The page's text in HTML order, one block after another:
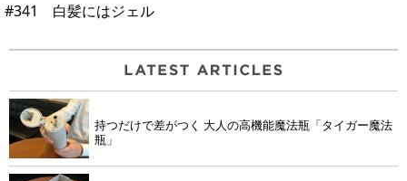
#341 白髪にはジェル
持つだけで差がつく 大人の高機能魔法瓶「タイガー魔法
瓶」